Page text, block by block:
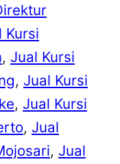
Kursi
, Jual Kursi
, Jual Kursi
, Jual Kursi
, Jual
, Jual